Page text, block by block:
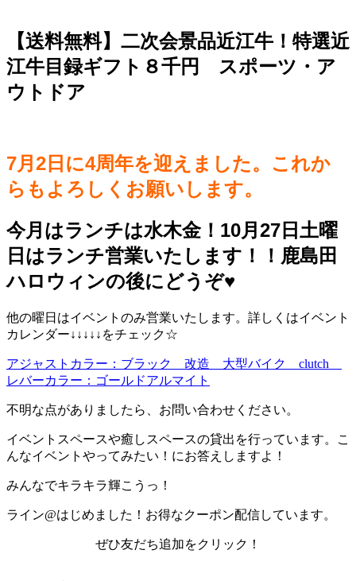
【送料無料】二次会景品近江牛！特選近
江牛目録ギフト８千円 スポーツ・ア
ウトドア
7月2日に4周年を迎えました。これか
らもよろしくお願いします。
今月はランチは水木金！10月27日土曜
日はランチ営業いたします！！鹿島田
ハロウィンの後にどうぞ♥️
他の曜日はイベントのみ営業いたします。詳しくはイベント
カレンダー↓↓↓↓↓をチェック☆
アジャストカラー：ブラック 改造 大型バイク clutch
レバーカラー：ゴールドアルマイト
不明な点がありましたら、お問い合わせください。
イベントスペースや癒しスペースの貸出を行っています。こ
んなイベントやってみたい！にお答えしますよ！
みんなでキラキラ輝こうっ！
ライン@はじめました！お得なクーポン配信しています。
ぜひ友だち追加をクリック！